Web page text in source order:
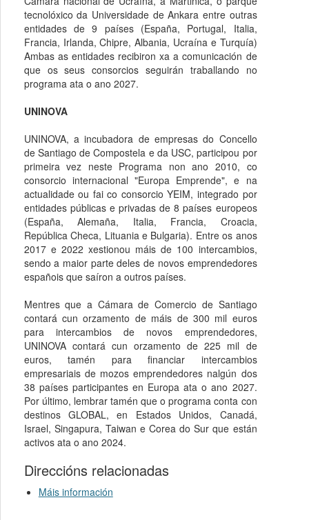
tecnolóxico da Universidade de Ankara entre outras
entidades de 9 países (España, Portugal, Italia,
Francia, Irlanda, Chipre, Albania, Ucraína e Turquía)
Ambas as entidades recibiron xa a comunicación de
que os seus consorcios seguirán traballando no
programa ata o ano 2027.
UNINOVA
UNINOVA, a incubadora de empresas do Concello
de Santiago de Compostela e da USC, participou por
primeira vez neste Programa non ano 2010, co
consorcio internacional "Europa Emprende", e na
actualidade ou fai co consorcio YEIM, integrado por
entidades públicas e privadas de 8 países europeos
(España, Alemaña, Italia, Francia, Croacia,
República Checa, Lituania e Bulgaria). Entre os anos
2017 e 2022 xestionou máis de 100 intercambios,
sendo a maior parte deles de novos emprendedores
españois que saíron a outros países.
Mentres que a Cámara de Comercio de Santiago
contará cun orzamento de máis de 300 mil euros
para intercambios de novos emprendedores,
UNINOVA contará cun orzamento de 225 mil de
euros, tamén para financiar intercambios
empresariais de mozos emprendedores nalgún dos
38 países participantes en Europa ata o ano 2027.
Por último, lembrar tamén que o programa conta con
destinos GLOBAL, en Estados Unidos, Canadá,
Israel, Singapura, Taiwan e Corea do Sur que están
activos ata o ano 2024.
Direccións relacionadas
Máis información